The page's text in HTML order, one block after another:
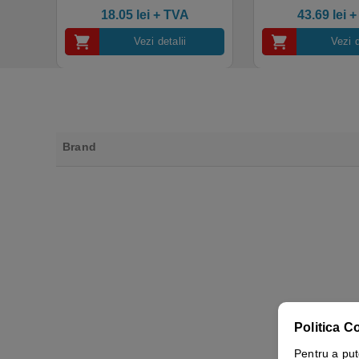
industrial, calitate premium
18.05 lei+ TVA
Vezi detalii
43.69 lei +
Vezi
Brand
Politica
Pentru a